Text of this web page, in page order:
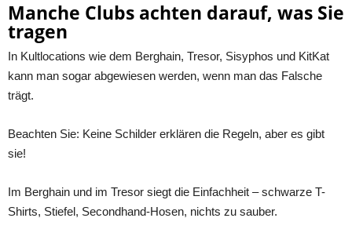
Manche Clubs achten darauf, was Sie
tragen
In Kultlocations wie dem Berghain, Tresor, Sisyphos und KitKat
kann man sogar abgewiesen werden, wenn man das Falsche
trägt.
Beachten Sie: Keine Schilder erklären die Regeln, aber es gibt
sie!
Im Berghain und im Tresor siegt die Einfachheit – schwarze T-
Shirts, Stiefel, Secondhand-Hosen, nichts zu sauber.